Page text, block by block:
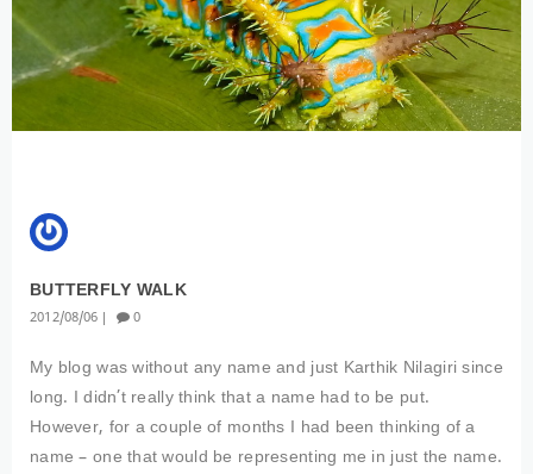
BUTTERFLY WALK
2012 08 06 0
My blog was without any name and just Karthik Nilagiri since
long. I didn’t really think that a name had to be put.
However, for a couple of months I had been thinking of a
name – one that would be representing me in just the name.